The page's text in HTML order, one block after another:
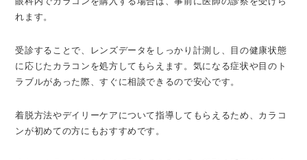
れます。
受診することで、レンズデータをしっかり計測し、目の健康状態
に応じたカラコンを処方してもらえます。気になる症状や目のト
ラブルがあった際、すぐに相談できるので安心です。
着脱方法やデイリーケアについて指導してもらえるため、カラコ
ンが初めての方にもおすすめです。